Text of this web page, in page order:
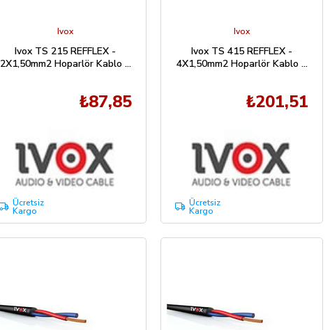
Ivox
Ivox TS 215 REFFLEX -
2X1,50mm2 Hoparlör Kablo 1
₺87,85
Ücretsiz
Kargo
Ivox
Ivox TS 415 REFFLEX -
4X1,50mm2 Hoparlör Kablo 1
₺201,51
Ücretsiz
Kargo